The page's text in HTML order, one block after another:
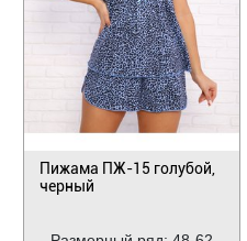
Пижама ПЖ-15 голубой,
черный